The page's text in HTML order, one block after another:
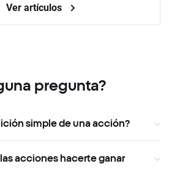
Ver artículos
pregunta?
simple de una acción?
acciones hacerte ganar